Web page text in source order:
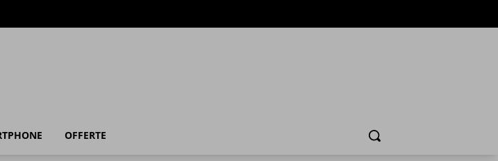
OFFERTE Cerca